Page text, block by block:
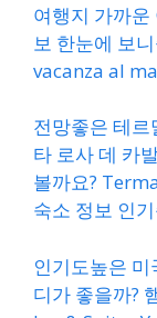
여행지 가까운
보 한눈에 보
vacanza al
전망좋은 테
타 로사 데 카
볼까요?
숙소 정보 인
인기도높은 미
디가 좋을까?